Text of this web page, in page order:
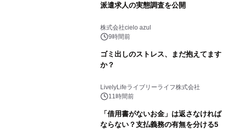
派遣求人の実態調査を公開
株式会社cielo azul
9時間前
ゴミ出しのストレス、まだ抱えてます
か？
LivelyLifeライブリーライフ株式会社
11時間前
「借用書がないお金」は返さなければ
ならない？支払義務の有無を分ける5